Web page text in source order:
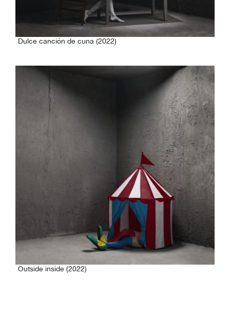
Dulce canción de cuna (2022)
Outside inside (2022)